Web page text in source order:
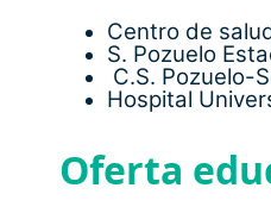
Centro de
S. Pozuelo
C.S. Pozuelo-
Hospital
Oferta